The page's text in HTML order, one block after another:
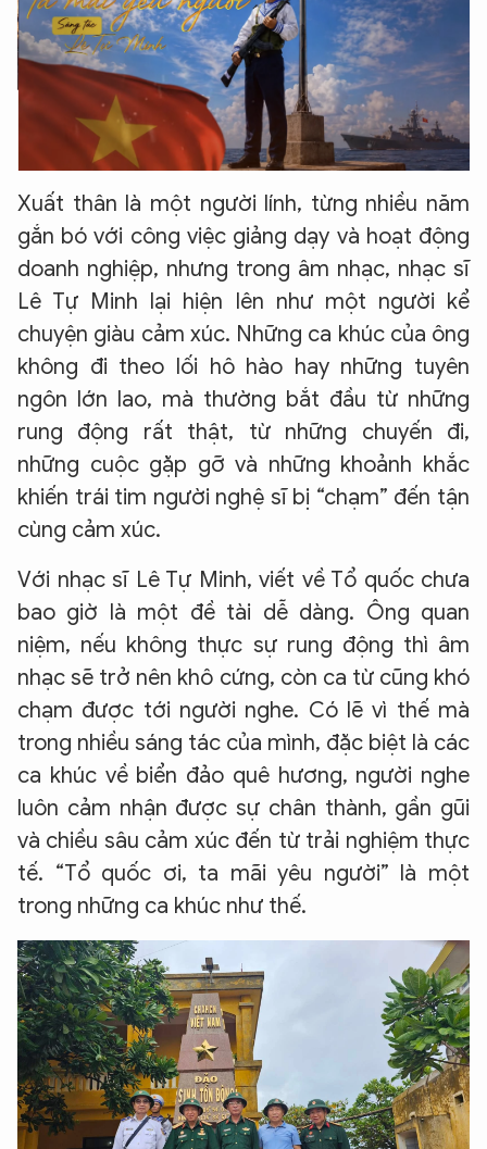
Xuất thân là một người lính, từng nhiều năm
gắn bó với công việc giảng dạy và hoạt động
doanh nghiệp, nhưng trong âm nhạc, nhạc sĩ
Lê Tự Minh lại hiện lên như một người kể
chuyện giàu cảm xúc. Những ca khúc của ông
không đi theo lối hô hào hay những tuyên
ngôn lớn lao, mà thường bắt đầu từ những
rung động rất thật, từ những chuyến đi,
những cuộc gặp gỡ và những khoảnh khắc
khiến trái tim người nghệ sĩ bị “chạm” đến tận
cùng cảm xúc.
Với nhạc sĩ Lê Tự Minh, viết về Tổ quốc chưa
bao giờ là một đề tài dễ dàng. Ông quan
niệm, nếu không thực sự rung động thì âm
nhạc sẽ trở nên khô cứng, còn ca từ cũng khó
chạm được tới người nghe. Có lẽ vì thế mà
trong nhiều sáng tác của mình, đặc biệt là các
ca khúc về biển đảo quê hương, người nghe
luôn cảm nhận được sự chân thành, gần gũi
và chiều sâu cảm xúc đến từ trải nghiệm thực
tế. “Tổ quốc ơi, ta mãi yêu người” là một
trong những ca khúc như thế.